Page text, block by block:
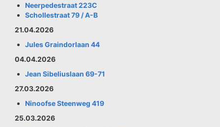
Neerpedestraat 223C
Schollestraat 79 / A-B
21.04.2026
Jules Graindorlaan 44
04.04.2026
Jean Sibeliuslaan 69-71
27.03.2026
Ninoofse Steenweg 419
25.03.2026